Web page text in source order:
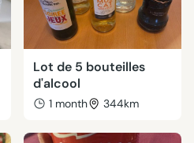
Lot de 5 bouteilles
d'alcool
1 month 344km